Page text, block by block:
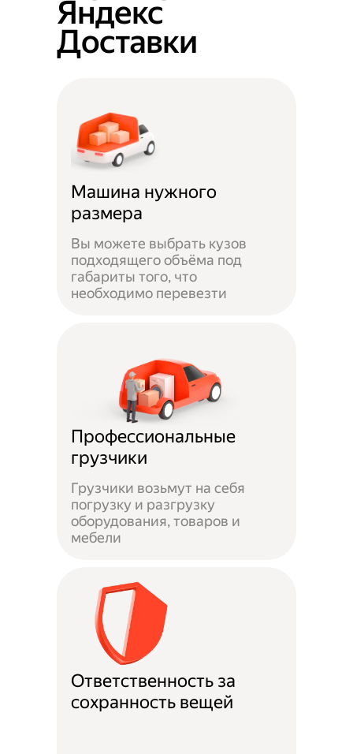
Яндекс
Доставки
Машина нужного
размера
Вы можете выбрать кузов
подходящего объёма под
габариты того, что
необходимо перевезти
Профессиональные
грузчики
Грузчики возьмут на себя
погрузку и разгрузку
оборудования, товаров и
мебели
Ответственность за
сохранность вещей